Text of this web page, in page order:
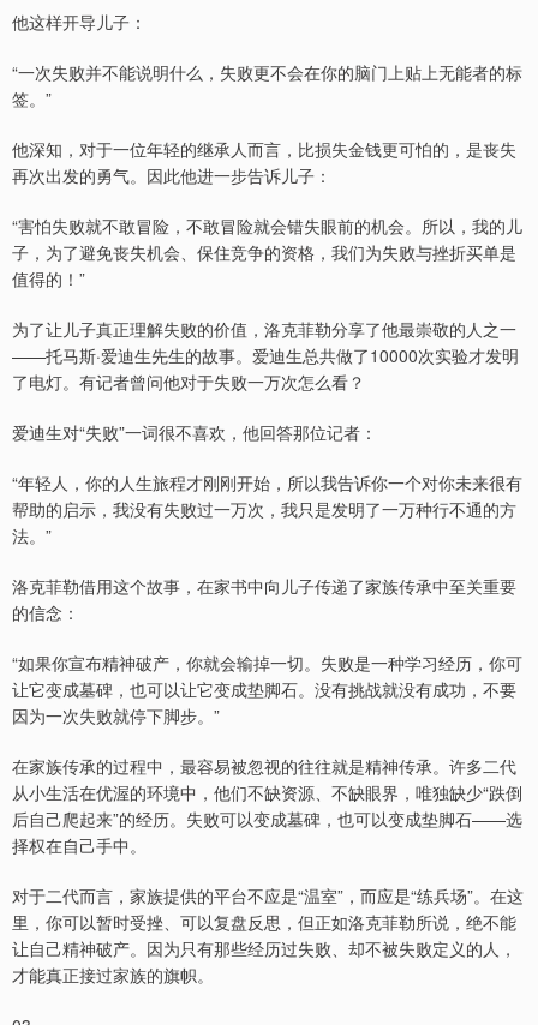
他这样开导儿子：
“一次失败并不能说明什么，失败更不会在你的脑门上贴上无能者的标
签。”
他深知，对于一位年轻的继承人而言，比损失金钱更可怕的，是丧失
再次出发的勇气。因此他进一步告诉儿子：
“害怕失败就不敢冒险，不敢冒险就会错失眼前的机会。所以，我的儿
子，为了避免丧失机会、保住竞争的资格，我们为失败与挫折买单是
值得的！”
为了让儿子真正理解失败的价值，洛克菲勒分享了他最崇敬的人之一
——托马斯·爱迪生先生的故事。爱迪生总共做了10000次实验才发明
了电灯。有记者曾问他对于失败一万次怎么看？
爱迪生对“失败”一词很不喜欢，他回答那位记者：
“年轻人，你的人生旅程才刚刚开始，所以我告诉你一个对你未来很有
帮助的启示，我没有失败过一万次，我只是发明了一万种行不通的方
法。”
洛克菲勒借用这个故事，在家书中向儿子传递了家族传承中至关重要
的信念：
“如果你宣布精神破产，你就会输掉一切。失败是一种学习经历，你可
让它变成墓碑，也可以让它变成垫脚石。没有挑战就没有成功，不要
因为一次失败就停下脚步。”
在家族传承的过程中，最容易被忽视的往往就是精神传承。许多二代
从小生活在优渥的环境中，他们不缺资源、不缺眼界，唯独缺少“跌倒
后自己爬起来”的经历。失败可以变成墓碑，也可以变成垫脚石——选
择权在自己手中。
对于二代而言，家族提供的平台不应是“温室”，而应是“练兵场”。在这
里，你可以暂时受挫、可以复盘反思，但正如洛克菲勒所说，绝不能
让自己精神破产。因为只有那些经历过失败、却不被失败定义的人，
才能真正接过家族的旗帜。